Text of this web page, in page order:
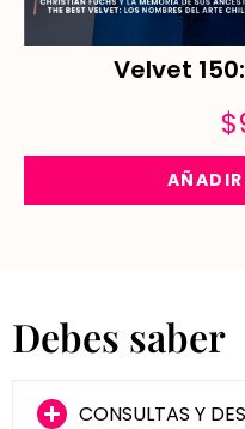
Velvet
$
Debes saber
CONSULTAS Y